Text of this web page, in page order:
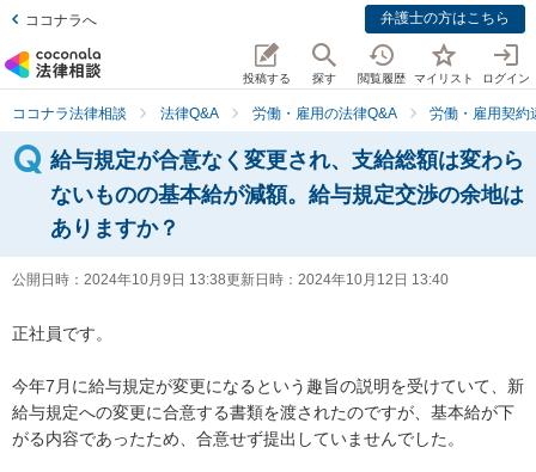
ココナラへ 弁護士の方はこちら
投稿する 探す 閲覧履歴 マイリスト ログイン
ココナラ法律相談 法律Q&A 労働・雇用の法律Q&A 労働・雇用契約
給与規定が合意なく変更され、支給総額は変わら
ないものの基本給が減額。給与規定交渉の余地は
ありますか？
公開日時： 2024年10月9日 13:38更新日時： 2024年10月12日 13:40
正社員です。
今年7月に給与規定が変更になるという趣旨の説明を受けていて、新
給与規定への変更に合意する書類を渡されたのですが、基本給が下
がる内容であったため、合意せず提出していませんでした。